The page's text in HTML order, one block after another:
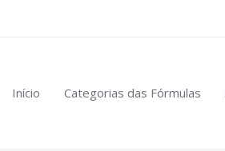
Início Categorias das Fórmulas